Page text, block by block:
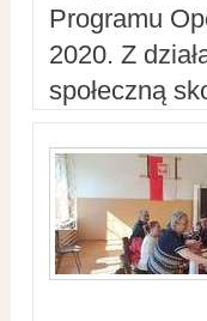
Programu
2020. Z
społeczną